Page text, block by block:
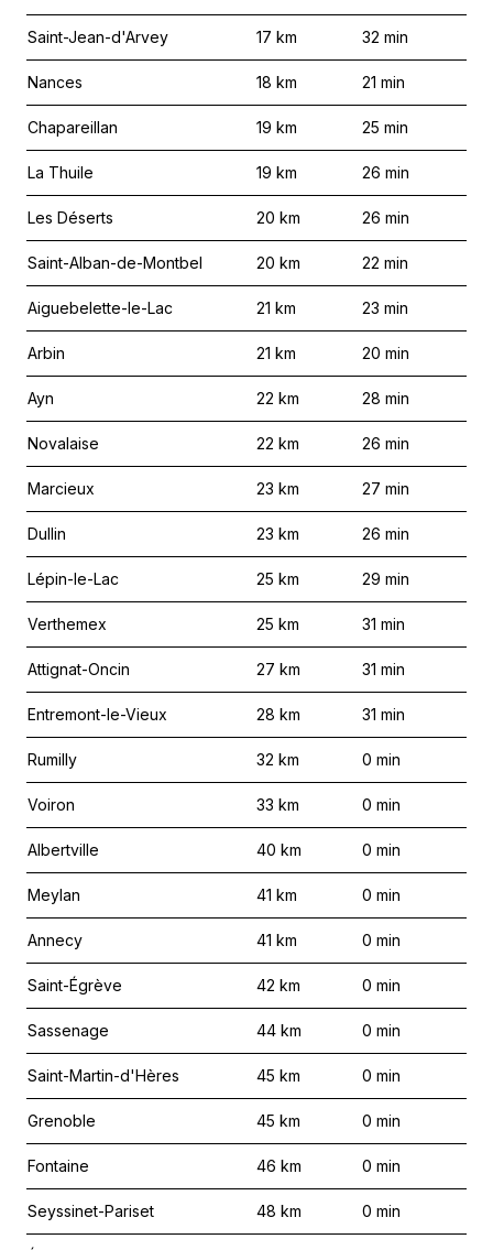
Saint-Jean-d'Arvey 17 km 32 min
Nances 18 km 21 min
Chapareillan 19 km 25 min
La Thuile 19 km 26 min
Les Déserts 20 km 26 min
Saint-Alban-de-Montbel 20 km 22 min
Aiguebelette-le-Lac 21 km 23 min
Arbin 21 km 20 min
Ayn 22 km 28 min
Novalaise 22 km 26 min
Marcieux 23 km 27 min
Dullin 23 km 26 min
Lépin-le-Lac 25 km 29 min
Verthemex 25 km 31 min
Attignat-Oncin 27 km 31 min
Entremont-le-Vieux 28 km 31 min
Rumilly 32 km 0 min
Voiron 33 km 0 min
Albertville 40 km 0 min
Meylan 41 km 0 min
Annecy 41 km 0 min
Saint-Égrève 42 km 0 min
Sassenage 44 km 0 min
Saint-Martin-d'Hères 45 km 0 min
Grenoble 45 km 0 min
Fontaine 46 km 0 min
Seyssinet-Pariset 48 km 0 min